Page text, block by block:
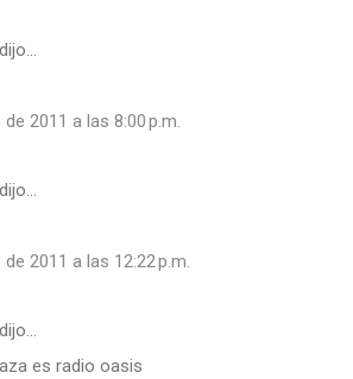
2011 a las 8:00 p.m.
2011 a las 12:22 p.m.
es radio oasis